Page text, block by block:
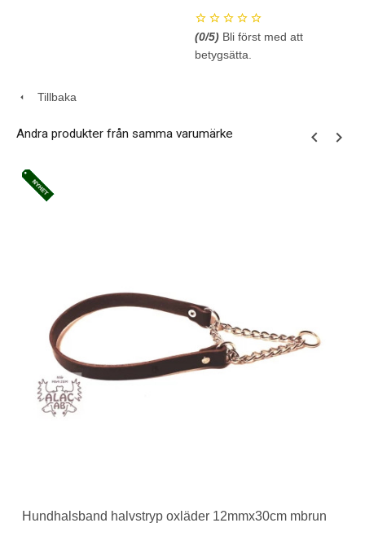
(0/5) Bli först med att
betygsätta.
Tillbaka
Andra produkter från samma varumärke
Hundhalsband halvstryp oxläder 12mmx30cm mbrun